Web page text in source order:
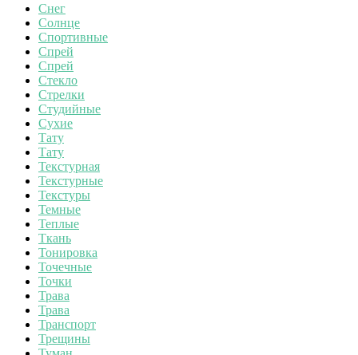
Снег
Солнце
Спортивные
Спрей
Спрей
Стекло
Стрелки
Студийные
Сухие
Тату
Тату
Текстурная
Текстурные
Текстуры
Темные
Теплые
Ткань
Тонировка
Точечные
Точки
Трава
Трава
Транспорт
Трещины